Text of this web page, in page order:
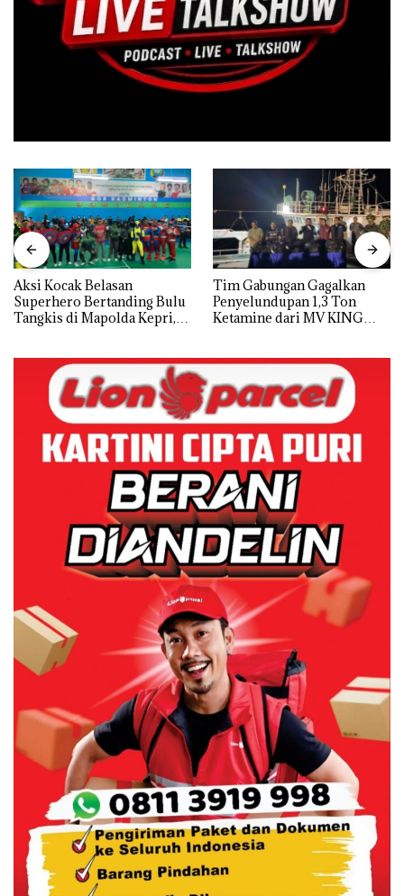
Aksi Kocak Belasan
Superhero Bertanding Bulu
Tangkis di Mapolda Kepri,
Tim Gabungan Gagalkan
Penyelundupan 1,3 Ton
Ketamine dari MV KING